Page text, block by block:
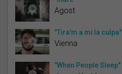
Agost
"Tira'm a mi la culpa"
Vienna
"When People Sleep"